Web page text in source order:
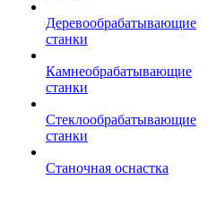
Деревообрабатывающие
станки
Камнеобрабатывающие
станки
Стеклообрабатывающие
станки
Станочная оснастка